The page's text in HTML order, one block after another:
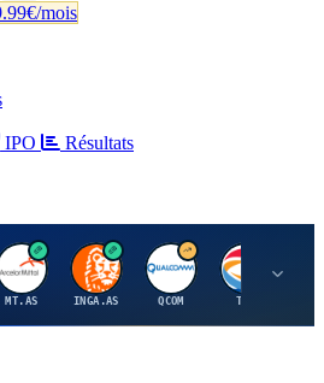
mois
IPO
Résultats
A
MT.AS
I
INGA.AS
Q
QCOM
T
TTE